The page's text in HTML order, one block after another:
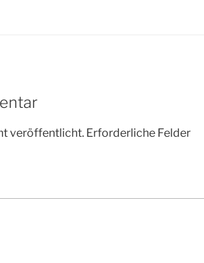
veröffentlicht. Erforderliche Felder